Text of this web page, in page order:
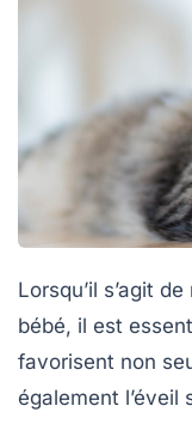
Lorsqu’il s’agit
bébé, il est
favorisent non
également l’éveil